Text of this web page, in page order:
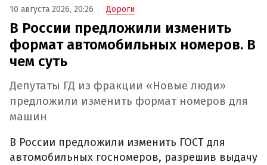
10 августа 2026, 20:26 Дороги
В России предложили изменить
формат автомобильных номеров. В
чем суть
Депутаты ГД из фракции «Новые люди»
предложили изменить формат номеров для
машин
В России предложили изменить ГОСТ для
автомобильных госномеров, разрешив выдачу